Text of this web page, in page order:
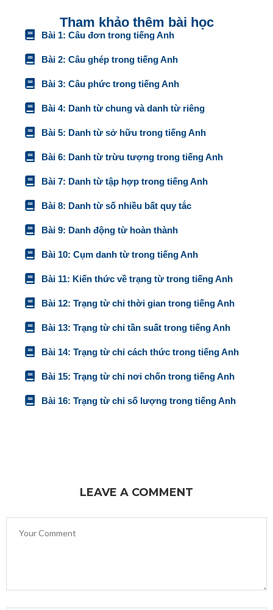
Tham khảo thêm bài học
Bài 1: Câu đơn trong tiếng Anh
Bài 2: Câu ghép trong tiếng Anh
Bài 3: Câu phức trong tiếng Anh
Bài 4: Danh từ chung và danh từ riêng
Bài 5: Danh từ sở hữu trong tiếng Anh
Bài 6: Danh từ trừu tượng trong tiếng Anh
Bài 7: Danh từ tập hợp trong tiếng Anh
Bài 8: Danh từ số nhiều bất quy tắc
Bài 9: Danh động từ hoàn thành
Bài 10: Cụm danh từ trong tiếng Anh
Bài 11: Kiến thức về trạng từ trong tiếng Anh
Bài 12: Trạng từ chỉ thời gian trong tiếng Anh
Bài 13: Trạng từ chỉ tần suất trong tiếng Anh
Bài 14: Trạng từ chỉ cách thức trong tiếng Anh
Bài 15: Trạng từ chỉ nơi chốn trong tiếng Anh
Bài 16: Trạng từ chỉ số lượng trong tiếng Anh
LEAVE A COMMENT